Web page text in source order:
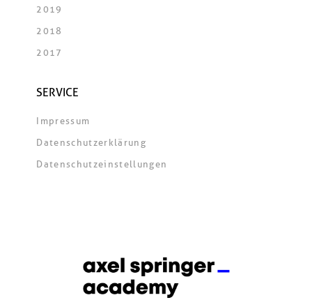
2019
2018
2017
SERVICE
Impressum
Datenschutzerklärung
Datenschutzeinstellungen